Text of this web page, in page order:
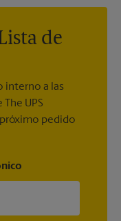
de
interno a las
UPS
pedido